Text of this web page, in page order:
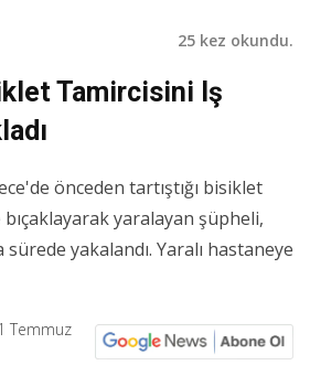
25 kez okundu.
Tamircisini Iş
önceden tartıştığı bisiklet
yaralayan şüpheli,
yakalandı. Yaralı hastaneye
Temmuz